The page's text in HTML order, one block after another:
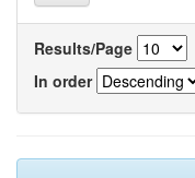
Results/Page
In order